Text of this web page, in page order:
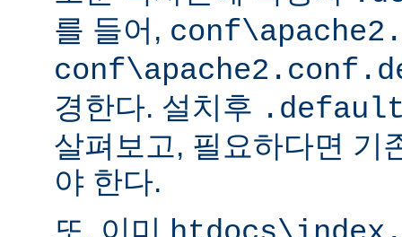
를 들어,
경한다. 설치후
살펴보고, 필요하다면 기
야 한다.